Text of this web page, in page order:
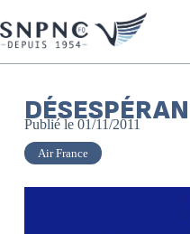
Publié le 01/11/2011
Air France